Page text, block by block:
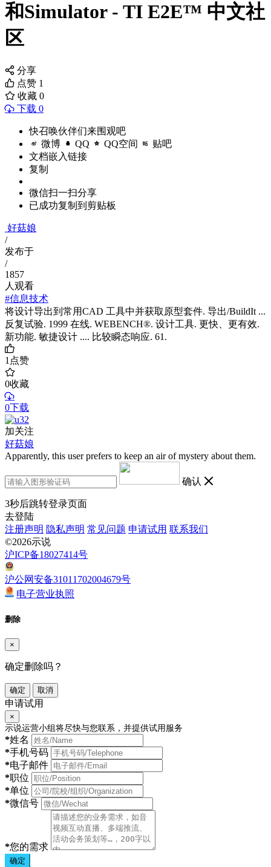
和Simulator - TI E2E™ 中文社
区
分享
点赞 1
收藏 0
下载 0
快召唤伙伴们来围观吧
微博 QQ QQ空间 贴吧
文档嵌入链接
复制
微信扫一扫分享
已成功复制到剪贴板
好菇娘
/
发布于
/
1857
人观看
#信息技术
将设计导出到常用CAD 工具中并获取原型套件. 导出/BuildIt ...
反复试验. 1999 在线. WEBENCH®. 设计工具. 更快、更有效.
新功能. 敏捷设计 .... 比较瞬态响应. 61.
1点赞
0收藏
0下载
加关注
好菇娘
Apparently, this user prefers to keep an air of mystery about them.
确认
3秒后跳转登录页面
去登陆
注册声明 隐私声明 常见问题 申请试用 联系我们
©2026示说
沪ICP备18027414号
沪公网安备31011702004679号
电子营业执照
删除
×
确定删除吗？
确定 取消
申请试用
×
示说运营小组将尽快与您联系，并提供试用服务
*姓名
*手机号码
*电子邮件
*职位
*单位
*微信号
*您的需求
确定